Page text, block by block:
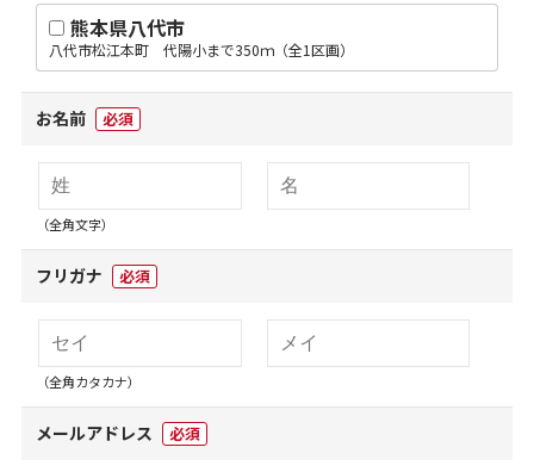
熊本県八代市
八代市松江本町 代陽小まで350ｍ（全1区画）
お名前 必須
（全角文字）
フリガナ 必須
（全角カタカナ）
メールアドレス 必須